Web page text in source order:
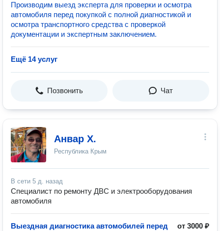
Производим выезд эксперта для проверки и осмотра
автомобиля перед покупкой с полной диагностикой и
осмотра транспортного средства с проверкой
документации и экспертным заключением.
Ещё 14 услуг
Позвонить Чат
Анвар Х.
Республика Крым
В сети 5 д. назад
Специалист по ремонту ДВС и электрооборудования
автомобиля
Выездная диагностика автомобилей перед
от 3000 ₽